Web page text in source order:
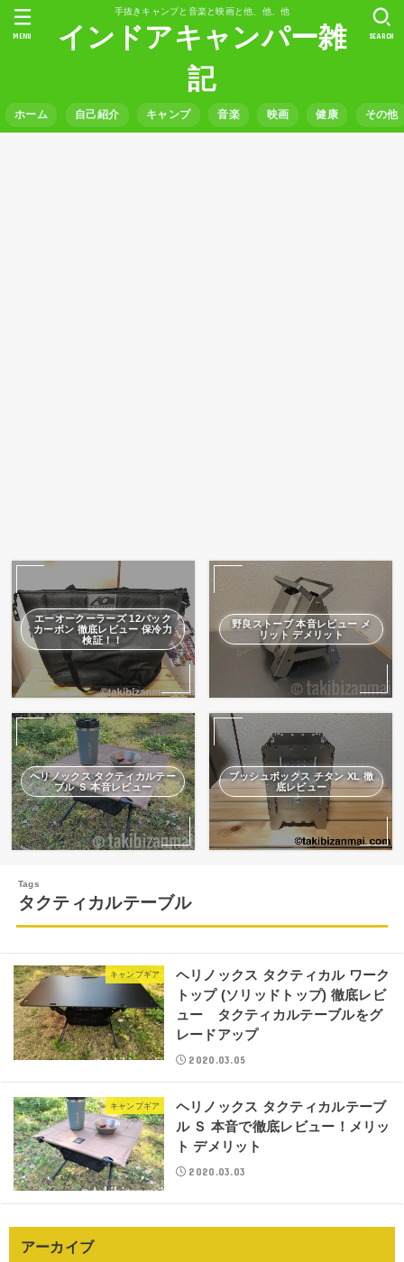
手抜きキャンプと音楽と映画と他、他、他
インドアキャンパー雑
記
ホーム 自己紹介 キャンプ 音楽 映画 健康 その他
SEARCH
MENU
エーオークーラーズ 12パック
カーボン 徹底レビュー 保冷力
検証！！
野良ストーブ 本音レビュー メ
リット デメリット
ヘリノックス タクティカルテー
ブル Ｓ 本音レビュー
ブッシュボックス チタン XL 徹
底レビュー
タクティカルテーブル
キャンプギア
ヘリノックス タクティカル ワーク
トップ (ソリッドトップ) 徹底レビ
ュー タクティカルテーブルをグ
レードアップ
2020.03.05
キャンプギア
ヘリノックス タクティカルテーブ
ル Ｓ 本音で徹底レビュー！メリッ
ト デメリット
2020.03.03
アーカイブ